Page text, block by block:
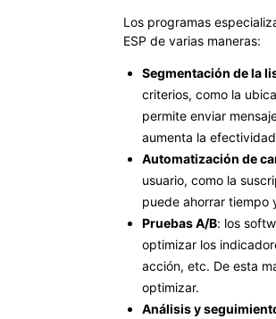
Los programas
ESP de varias maneras:
Segmentación de la
criterios, como la
permite enviar
aumenta la
Automatización de
usuario, como la
puede ahorrar tiempo
Pruebas A/B: los
optimizar los
acción, etc. De esta
optimizar.
Análisis y